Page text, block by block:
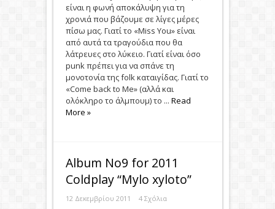
είναι η φωνή αποκάλυψη για τη
χρονιά που βάζουμε σε λίγες μέρες
πίσω μας. Γιατί το «Miss You» είναι
από αυτά τα τραγούδια που θα
λάτρευες στο λύκειο. Γιατί είναι όσο
punk πρέπει για να σπάνε τη
μονοτονία της folk καταιγίδας. Γιατί το
«Come back to Me» (αλλά και
ολόκληρο το άλμπουμ) το ... Read
More »
Album Νο9 for 2011
Coldplay “Mylo xyloto”
12 Δεκεμβρίου 2011 4 Σχόλια